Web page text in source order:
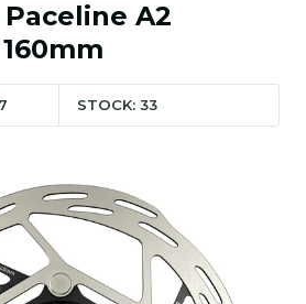
A2
STOCK: 33